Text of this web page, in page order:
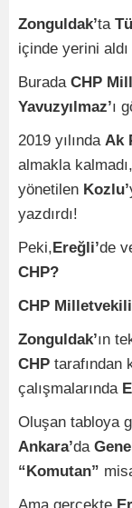
Zonguldak’ta
içinde yerini
Burada CHP
Yavuzyılmaz’ı
2019 yılında Ak
almakla
yönetilen Kozlu’
yazdırdı!
Peki,Ereğli’de
CHP?
CHP
Zonguldak’ın
CHP tarafından
çalışmalarında
Oluşan tabloya
Ankara’da
“Komutan”